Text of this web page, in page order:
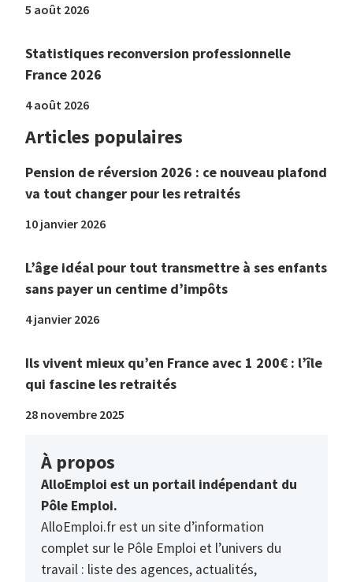
5 août 2026
Statistiques reconversion professionnelle
France 2026
4 août 2026
Articles populaires
Pension de réversion 2026 : ce nouveau plafond
va tout changer pour les retraités
10 janvier 2026
L’âge idéal pour tout transmettre à ses enfants
sans payer un centime d’impôts
4 janvier 2026
Ils vivent mieux qu’en France avec 1 200€ : l’île
qui fascine les retraités
28 novembre 2025
À propos
AlloEmploi est un portail indépendant du
Pôle Emploi.
AlloEmploi.fr est un site d’information
complet sur le Pôle Emploi et l’univers du
travail : liste des agences, actualités,